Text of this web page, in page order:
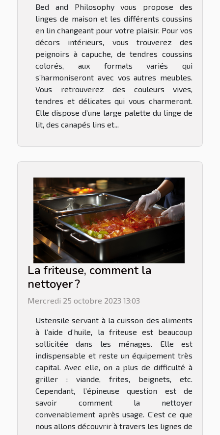
Bed and Philosophy vous propose des
linges de maison et les différents coussins
en lin changeant pour votre plaisir. Pour vos
décors intérieurs, vous trouverez des
peignoirs à capuche, de tendres coussins
colorés, aux formats variés qui
s’harmoniseront avec vos autres meubles.
Vous retrouverez des couleurs vives,
tendres et délicates qui vous charmeront.
Elle dispose d’une large palette du linge de
lit, des canapés lins et...
La friteuse, comment la
nettoyer ?
Mercredi 25 octobre 2023 13:03
Ustensile servant à la cuisson des aliments
à l’aide d’huile, la friteuse est beaucoup
sollicitée dans les ménages. Elle est
indispensable et reste un équipement très
capital. Avec elle, on a plus de difficulté à
griller : viande, frites, beignets, etc.
Cependant, l’épineuse question est de
savoir comment la nettoyer
convenablement après usage. C’est ce que
nous allons découvrir à travers les lignes de